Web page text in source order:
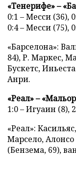
«Тенерифе» –
0:1 – Месси (36),
0:4 – Месси (75),
«Барселона»:
84), Р. Маркес,
Бускетс,
Анри.
«Реал» –
1:0 – Игуаин (8),
«Реал»:
Марсело, Алонсо
(Бензема, 69),